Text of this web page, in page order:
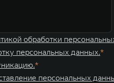
обработки
персональных данных.
персональных